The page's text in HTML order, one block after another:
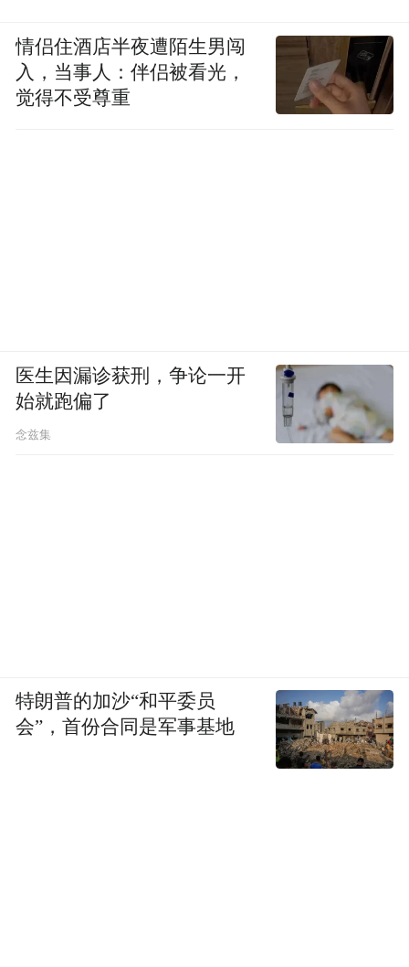
情侣住酒店半夜遭陌生男闯
入，当事人：伴侣被看光，
觉得不受尊重
医生因漏诊获刑，争论一开
始就跑偏了
念兹集
特朗普的加沙“和平委员
会”，首份合同是军事基地